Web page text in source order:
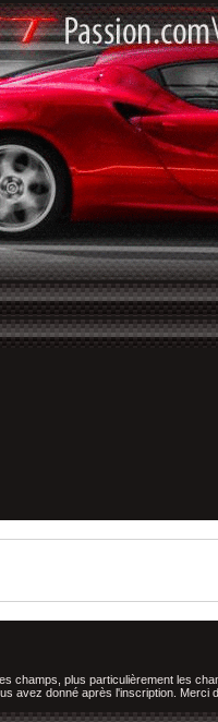
champs, plus particulièrement les
avez donné après l'inscription.